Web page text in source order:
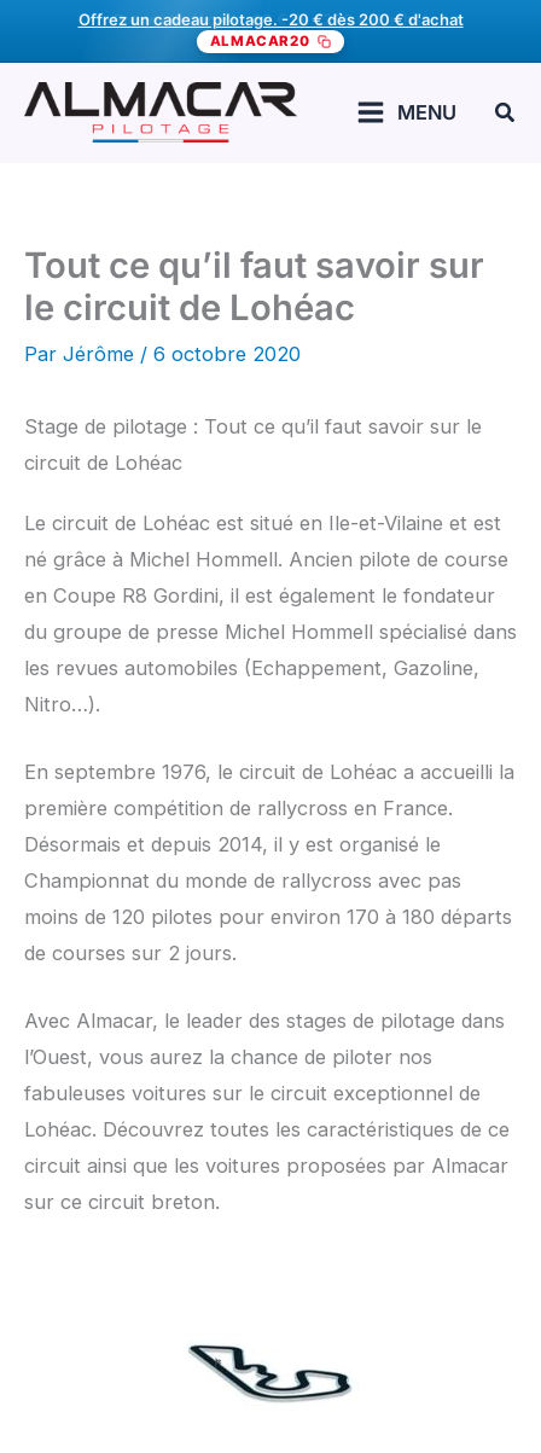
Offrez un cadeau pilotage. -20 € dès 200 € d'achat
ALMACAR20
contenu
MENU
Tout ce qu’il faut savoir sur
le circuit de Lohéac
Par Jérôme / 6 octobre 2020
Stage de pilotage : Tout ce qu’il faut savoir sur le
circuit de Lohéac
Le circuit de Lohéac est situé en Ile-et-Vilaine et est
né grâce à Michel Hommell. Ancien pilote de course
en Coupe R8 Gordini, il est également le fondateur
du groupe de presse Michel Hommell spécialisé dans
les revues automobiles (Echappement, Gazoline,
Nitro…).
En septembre 1976, le circuit de Lohéac a accueilli la
première compétition de rallycross en France.
Désormais et depuis 2014, il y est organisé le
Championnat du monde de rallycross avec pas
moins de 120 pilotes pour environ 170 à 180 départs
de courses sur 2 jours.
Avec Almacar, le leader des stages de pilotage dans
l’Ouest, vous aurez la chance de piloter nos
fabuleuses voitures sur le circuit exceptionnel de
Lohéac. Découvrez toutes les caractéristiques de ce
circuit ainsi que les voitures proposées par Almacar
sur ce circuit breton.